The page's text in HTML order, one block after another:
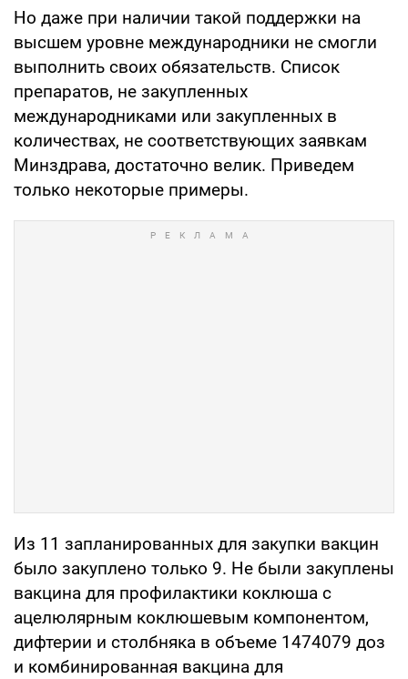
Но даже при наличии такой поддержки на
высшем уровне международники не смогли
выполнить своих обязательств. Список
препаратов, не закупленных
международниками или закупленных в
количествах, не соответствующих заявкам
Минздрава, достаточно велик. Приведем
только некоторые примеры.
Из 11 запланированных для закупки вакцин
было закуплено только 9. Не были закуплены
вакцина для профилактики коклюша с
ацелюлярным коклюшевым компонентом,
дифтерии и столбняка в объеме 1474079 доз
и комбинированная вакцина для